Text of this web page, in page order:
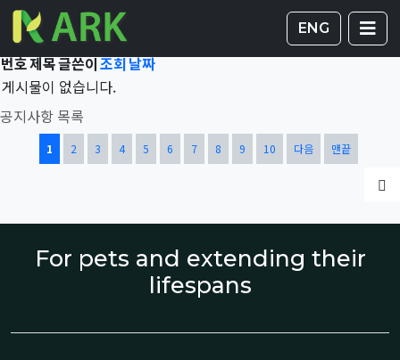
ENG
Total 42,114건1 페이지 게시판
공지사항 목록
번호제목글쓴이조회날짜
게시물이 없습니다.
열린
1 페이지
2
페이지3페이지4
페이지5페이지6
페이지7
페이지8
페이지9
페이지10
페이지 다음 맨끝
For pets and extending their
lifespans